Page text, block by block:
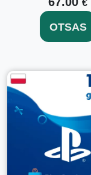
€
OTSAS